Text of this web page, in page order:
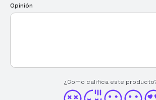
Opinión
¿Como califica este